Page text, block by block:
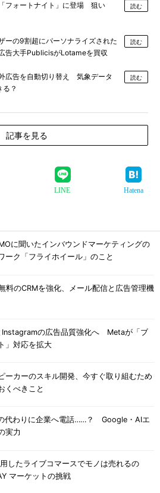
フォートナイト」に登場 狙い
読む
ーの9割超にパーソナライズされた
告大手PublicisがLotameを買収
読む
広告を自動切り替え 気象データ
？
読む
記事を見る
LINE Hatena
に聞いたインバウンドマーケティングの
ーク「フライホイール」のこと
料のCRMを強化、メール配信と広告管理機
Instagramの広告品質強化へ Metaが「ブ
」対応を拡大
ーカーのスキル開発、今すぐ取り組むため
くべきこと
代わりに企業へ電話……？ Google・AIエ
実力
したライブコマースでモノは売れるの
マーケットの挑戦